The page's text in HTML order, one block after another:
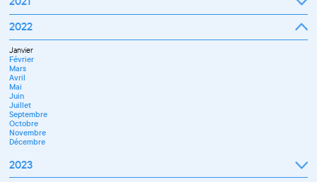
Septembre
Novembre
Décembre
2022
Janvier
Février
Mars
Avril
Mai
Juin
Juillet
Septembre
Octobre
Novembre
Décembre
2023